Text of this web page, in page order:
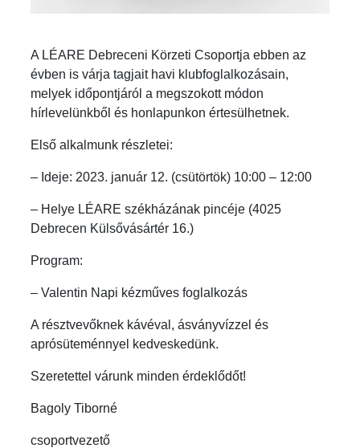
A LÉARE Debreceni Körzeti Csoportja ebben az
évben is várja tagjait havi klubfoglalkozásain,
melyek időpontjáról a megszokott módon
hírlevelünkből és honlapunkon értesülhetnek.
Első alkalmunk részletei:
– Ideje: 2023. január 12. (csütörtök) 10:00 – 12:00
– Helye LÉARE székházának pincéje (4025
Debrecen Külsővásártér 16.)
Program:
– Valentin Napi kézműves foglalkozás
A résztvevőknek kávéval, ásványvízzel és
aprósüteménnyel kedveskedünk.
Szeretettel várunk minden érdeklődőt!
Bagoly Tiborné
csoportvezető